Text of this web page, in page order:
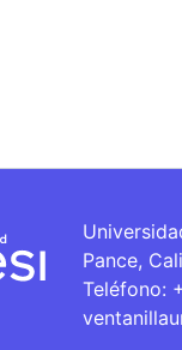
Pance,
Teléfono: